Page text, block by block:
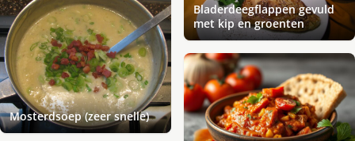
Bladerdeegflappen gevuld
met kip en groenten
Mosterdsoep (zeer snelle)